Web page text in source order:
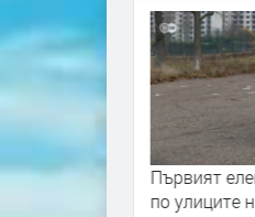
AVTR по
Първият
по улиците